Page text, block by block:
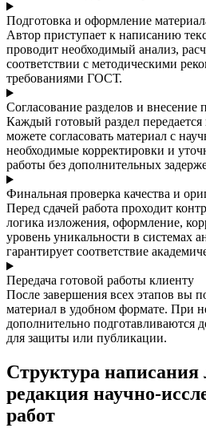
Подготовка и оформление
Автор приступает к написанию
проводит необходимый анализ,
соответствии с методическими
требованиями ГОСТ.
Согласование разделов и внесение
Каждый готовый раздел
можете согласовать материал с
необходимые корректировки и
работы без дополнительных
Финальная проверка качества и
Перед сдачей работа проходит
логика изложения, оформление,
уровень уникальности в системах
гарантирует соответствие
Передача готовой работы клиенту
После завершения всех этапов вы
материал в удобном формате. При
дополнительно подготавливаются
для защиты или публикации.
Структура написания
редакция научно-
работ